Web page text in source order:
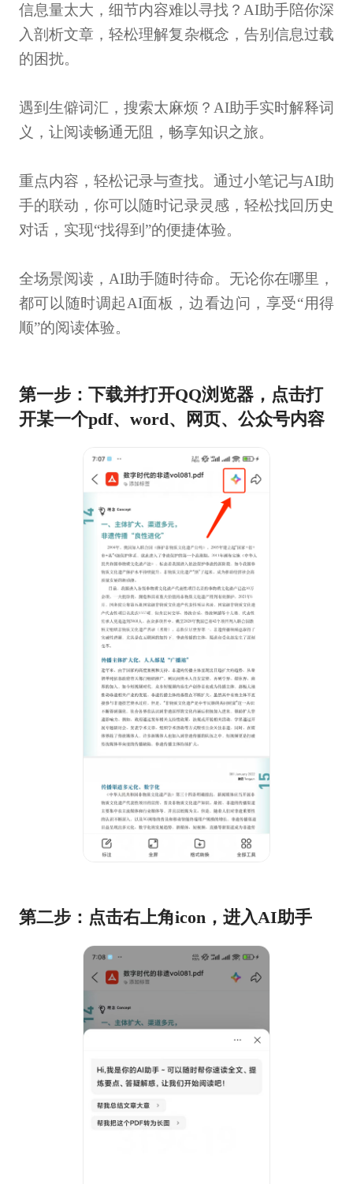
信息量太大，细节内容难以寻找？AI助手陪你深
入剖析文章，轻松理解复杂概念，告别信息过载
的困扰。
遇到生僻词汇，搜索太麻烦？AI助手实时解释词
义，让阅读畅通无阻，畅享知识之旅。
重点内容，轻松记录与查找。通过小笔记与AI助
手的联动，你可以随时记录灵感，轻松找回历史
对话，实现“找得到”的便捷体验。
全场景阅读，AI助手随时待命。无论你在哪里，
都可以随时调起AI面板，边看边问，享受“用得
顺”的阅读体验。
第一步：下载并打开QQ浏览器，点击打
开某一个pdf、word、网页、公众号内容
第二步：点击右上角icon，进入AI助手